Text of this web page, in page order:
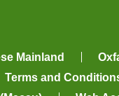
Mainland
Terms and